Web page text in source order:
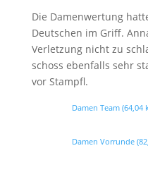
Die Damenwertung
Deutschen im Griff.
Verletzung nicht zu
schoss ebenfalls sehr
vor Stampfl.
Damen Team
Damen Vorrunde